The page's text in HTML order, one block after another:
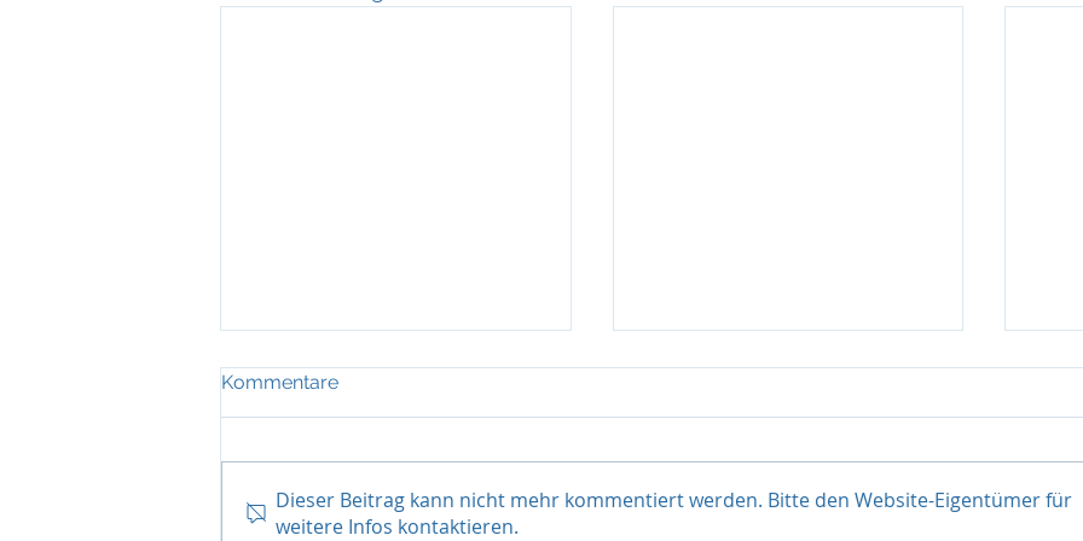
„Wir haben uns im Logistik-
Haifischbecken
durchgesetzt“
Termintreue, verlässliche lokale
Partnerschaften und ein
Ontime Logistics mit
Air&Sea-Manager in Graz
Flughafen sowie den Luft- und
Kommentare
Dieser Beitrag kann nicht mehr kommentiert werden. Bitte den Website-Eigentümer für
weitere Infos kontaktieren.